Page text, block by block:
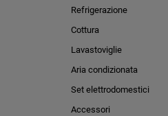
Refrigerazione
Cottura
Lavastoviglie
Aria condizionata
Set elettrodomestici
Accessori